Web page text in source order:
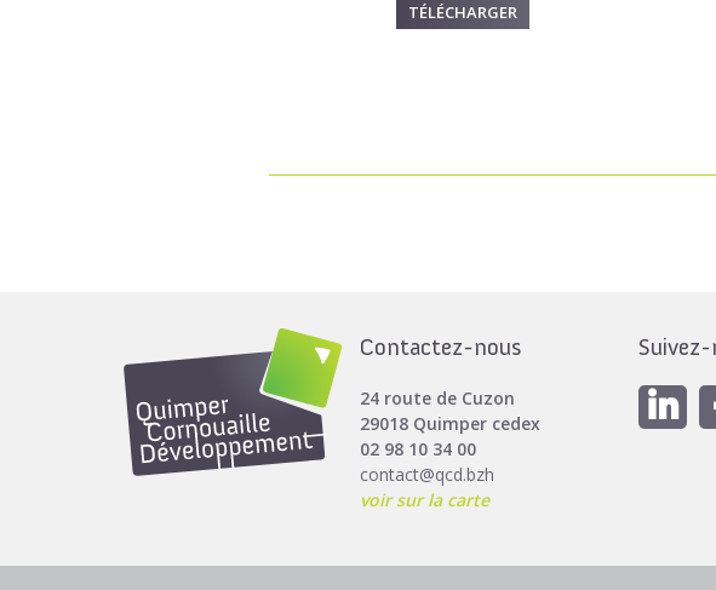
TÉLÉCHARGER
Contactez-nous
24 route de Cuzon
29018 Quimper cedex
02 98 10 34 00
contact@qcd.bzh
voir sur la carte
Suivez-